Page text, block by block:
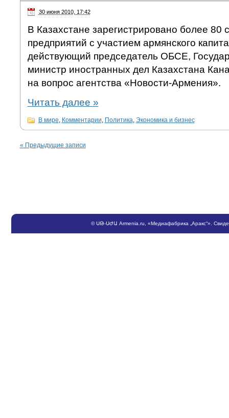
30 июня 2010, 17:42
В Казахстане зарегистрировано более 80
предприятий с участием армянского
действующий председатель ОБСЕ,
министр иностранных дел Казахстана
на вопрос агентства «Новости-Армения».
Читать далее »
В мире, Комментарии, Политика, Экономика и бизнес
« Предыдущие записи
©ՍԹ-ՍԺԱ Armenia.ru , «Медиафабрика „Аракс“».